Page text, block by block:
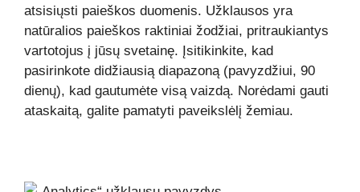
atsisiųsti paieškos duomenis. Užklausos yra
natūralios paieškos raktiniai žodžiai, pritraukiantys
vartotojus į jūsų svetainę. Įsitikinkite, kad
pasirinkote didžiausią diapazoną (pavyzdžiui, 90
dienų), kad gautumėte visą vaizdą. Norėdami gauti
ataskaitą, galite pamatyti paveikslėlį žemiau.